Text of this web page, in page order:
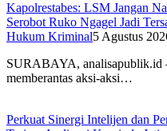
Kapolrestabes: LSM Jangan
Serobot Ruko Ngagel Jadi
Hukum Kriminal5 Agustus
SURABAYA, analisapublik.id
memberantas aksi-aksi…
Perkuat Sinergi Intelijen dan